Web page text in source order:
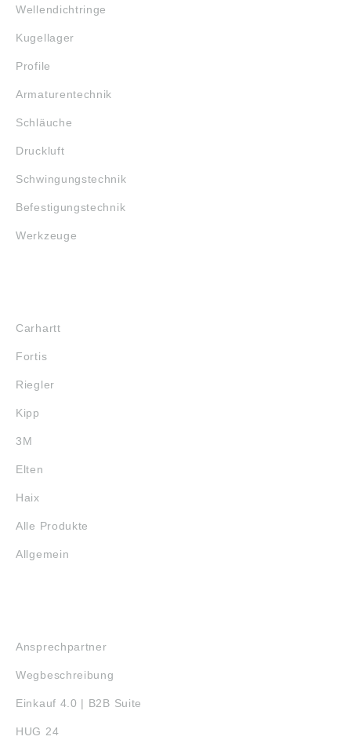
Wellendichtringe
Kugellager
Profile
Armaturentechnik
Schläuche
Druckluft
Schwingungstechnik
Befestigungstechnik
Werkzeuge
Carhartt
Fortis
Riegler
Kipp
3M
Elten
Haix
Alle Produkte
Allgemein
Ansprechpartner
Wegbeschreibung
Einkauf 4.0 | B2B Suite
HUG 24